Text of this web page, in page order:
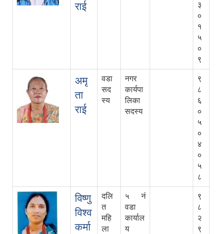
राई
३
०
१
५
०
९
अमृ
ता
राई
वडा
सद
स्य
नगर
कार्यपा
लिका
सदस्य
९
८
६
०
५
०
४
०
५
८
विष्णु
विश्व
कर्मा
दलि
त
महि
ला
५ नं
वडा
कार्याल
य
९
८
२
९